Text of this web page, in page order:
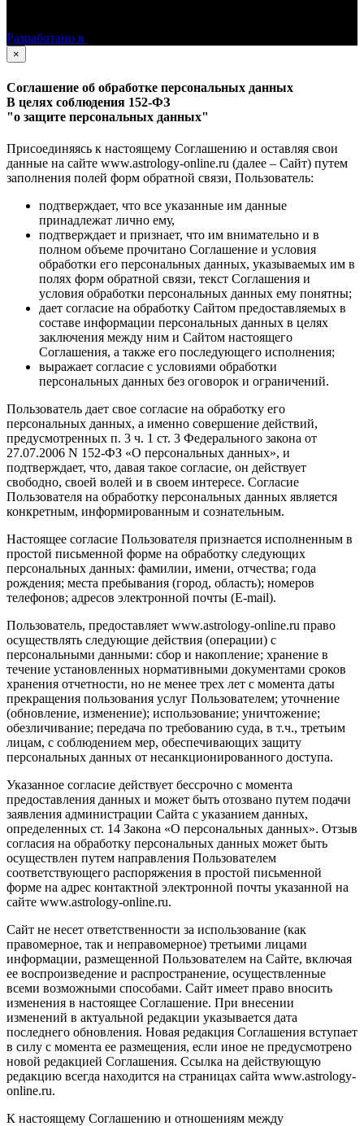
Разработано в
×
Соглашение об обработке персональных данных
В целях соблюдения 152-ФЗ
"о защите персональных данных"
Присоединяясь к настоящему Соглашению и оставляя свои
данные на сайте www.astrology-online.ru (далее – Сайт) путем
заполнения полей форм обратной связи, Пользователь:
подтверждает, что все указанные им данные
принадлежат лично ему,
подтверждает и признает, что им внимательно и в
полном объеме прочитано Соглашение и условия
обработки его персональных данных, указываемых им в
полях форм обратной связи, текст Соглашения и
условия обработки персональных данных ему понятны;
дает согласие на обработку Сайтом предоставляемых в
составе информации персональных данных в целях
заключения между ним и Сайтом настоящего
Соглашения, а также его последующего исполнения;
выражает согласие с условиями обработки
персональных данных без оговорок и ограничений.
Пользователь дает свое согласие на обработку его
персональных данных, а именно совершение действий,
предусмотренных п. 3 ч. 1 ст. 3 Федерального закона от
27.07.2006 N 152-ФЗ «О персональных данных», и
подтверждает, что, давая такое согласие, он действует
свободно, своей волей и в своем интересе. Согласие
Пользователя на обработку персональных данных является
конкретным, информированным и сознательным.
Настоящее согласие Пользователя признается исполненным в
простой письменной форме на обработку следующих
персональных данных: фамилии, имени, отчества; года
рождения; места пребывания (город, область); номеров
телефонов; адресов электронной почты (E-mail).
Пользователь, предоставляет www.astrology-online.ru право
осуществлять следующие действия (операции) с
персональными данными: сбор и накопление; хранение в
течение установленных нормативными документами сроков
хранения отчетности, но не менее трех лет с момента даты
прекращения пользования услуг Пользователем; уточнение
(обновление, изменение); использование; уничтожение;
обезличивание; передача по требованию суда, в т.ч., третьим
лицам, с соблюдением мер, обеспечивающих защиту
персональных данных от несанкционированного доступа.
Указанное согласие действует бессрочно с момента
предоставления данных и может быть отозвано путем подачи
заявления администрации Сайта с указанием данных,
определенных ст. 14 Закона «О персональных данных». Отзыв
согласия на обработку персональных данных может быть
осуществлен путем направления Пользователем
соответствующего распоряжения в простой письменной
форме на адрес контактной электронной почты указанной на
сайте www.astrology-online.ru.
Сайт не несет ответственности за использование (как
правомерное, так и неправомерное) третьими лицами
информации, размещенной Пользователем на Сайте, включая
ее воспроизведение и распространение, осуществленные
всеми возможными способами. Сайт имеет право вносить
изменения в настоящее Соглашение. При внесении
изменений в актуальной редакции указывается дата
последнего обновления. Новая редакция Соглашения вступает
в силу с момента ее размещения, если иное не предусмотрено
новой редакцией Соглашения. Ссылка на действующую
редакцию всегда находится на страницах сайта www.astrology-
online.ru.
К настоящему Соглашению и отношениям между